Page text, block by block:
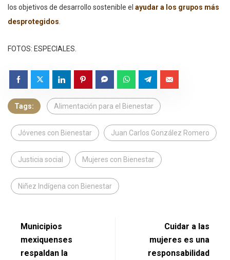
los objetivos de desarrollo sostenible el ayudar a los grupos más
desprotegidos
FOTOS: ESPECIALES.
Tags: Alimentación para el Bienestar
Jóvenes con Bienestar Juan Carlos González Romero
Justicia social Mujeres con Bienestar
Niñez Indígena con Bienestar
Municipios
mexiquenses
respaldan la
Cuidar a las
mujeres es una
responsabilidad